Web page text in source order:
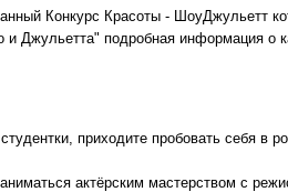
Конкурс Красоты - ШоуДжульетт
Джульетта" подробная информация о
приходите пробовать себя в
актёрским мастерством с